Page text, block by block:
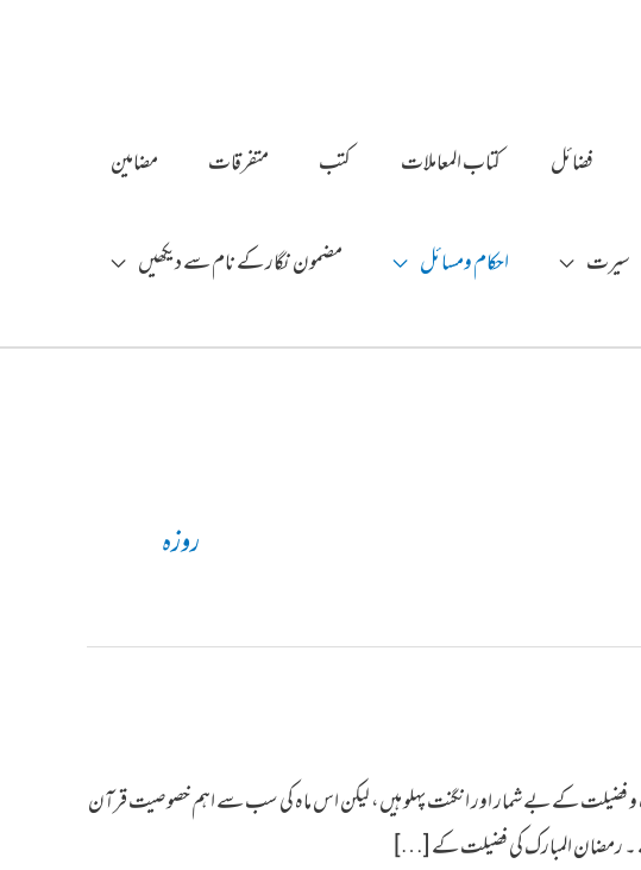
فضائل کتاب المعاملات کتب متفرقات مضامین
سیرت احکام ومسائل مضمون نگار کے نام سے دیکھیں
روزہ
و فضیلت کے بے شمار اور انگنت پہلو ہیں، لیکن اس ماہ کی سب سے اہم خصوصیت قرآن
ہے ۔ رمضان المبارک کی فضیلت کے […]